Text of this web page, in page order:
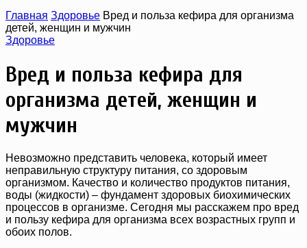
Главная Здоровье Вред и польза кефира для организма
детей, женщин и мужчин
Здоровье
Вред и польза кефира для
организма детей, женщин и
мужчин
Невозможно представить человека, который имеет
неправильную структуру питания, со здоровым
организмом. Качество и количество продуктов питания,
воды (жидкости) – фундамент здоровых биохимических
процессов в организме. Сегодня мы расскажем про вред
и пользу кефира для организма всех возрастных групп и
обоих полов.